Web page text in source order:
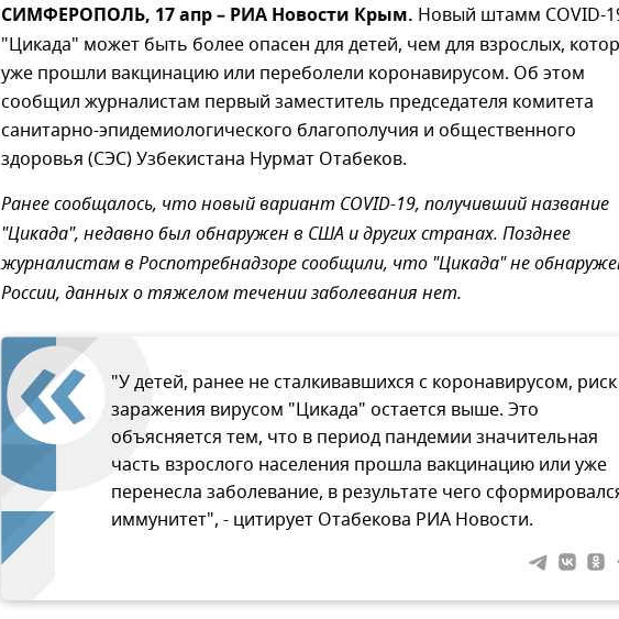
СИМФЕРОПОЛЬ, 17 апр – РИА Новости Крым. Новый штамм COVID-
"Цикада" может быть более опасен для детей, чем для взрослых,
уже прошли вакцинацию или переболели коронавирусом. Об этом
сообщил журналистам первый заместитель председателя комитета
санитарно-эпидемиологического благополучия и общественного
здоровья (СЭС) Узбекистана Нурмат Отабеков.
Ранее сообщалось, что новый вариант COVID-19, получивший название
"Цикада", недавно был обнаружен в США и других странах. Позднее
журналистам в Роспотребнадзоре сообщили, что "Цикада" не
России, данных о тяжелом течении заболевания нет.
"У детей, ранее не сталкивавшихся с коронавирусом, риск
заражения вирусом "Цикада" остается выше. Это
объясняется тем, что в период пандемии значительная
часть взрослого населения прошла вакцинацию или уже
перенесла заболевание, в результате чего
иммунитет", - цитирует Отабекова РИА Новости.